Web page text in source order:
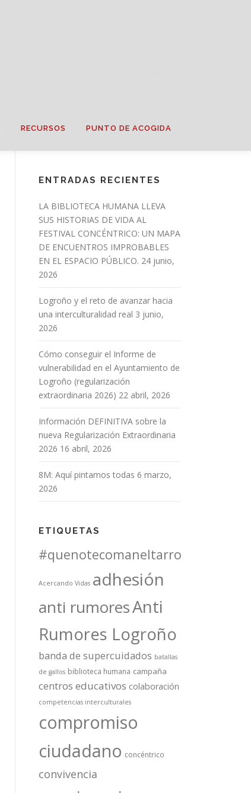
RECURSOS PUNTO DE ACOGIDA
ENTRADAS RECIENTES
LA BIBLIOTECA HUMANA LLEVA
SUS HISTORIAS DE VIDA AL
FESTIVAL CONCÉNTRICO: UN MAPA
DE ENCUENTROS IMPROBABLES
EN EL ESPACIO PÚBLICO. 24 junio,
2026
Logroño y el reto de avanzar hacia
una interculturalidad real 3 junio,
2026
Cómo conseguir el Informe de
vulnerabilidad en el Ayuntamiento de
Logroño (regularización
extraordinaria 2026) 22 abril, 2026
Información DEFINITIVA sobre la
nueva Regularización Extraordinaria
2026 16 abril, 2026
8M: Aquí pintamos todas 6 marzo,
2026
ETIQUETAS
#quenotecomaneltarro
Acercando Vidas adhesión
anti rumoresAnti
Rumores Logroño
banda de supercuidados batallas
de gallos biblioteca humana campaña
centros educativos colaboración
competencias interculturales
compromiso
ciudadano concéntrico
convivencia